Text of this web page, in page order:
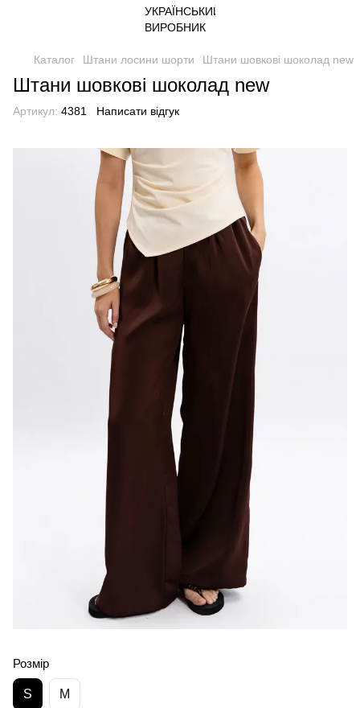
Каталог Штани лосини шорти Штани шовкові шоколад new
Штани шовкові шоколад new
Артикул: 4381 Написати відгук
Розмір
S M